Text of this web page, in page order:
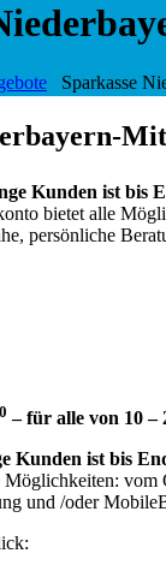
Sparkasse
Kunden ist bis
bietet alle
persönliche
– für alle von 10 –
Kunden ist bis
vom
und /oder